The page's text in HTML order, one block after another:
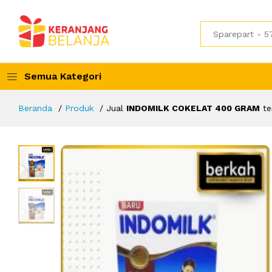
Semua Kategori
Beranda Produk Jual INDOMILK COKELAT 400 GRAM